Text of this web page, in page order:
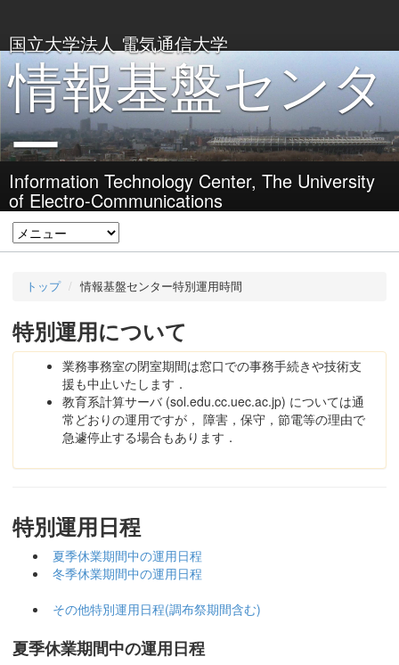
国立大学法人 電気通信大学
情報基盤センタ
ー
Information Technology Center, The University
of Electro-Communications
トップ 情報基盤センター特別運用時間
特別運用について
業務事務室の閉室期間は窓口での事務手続きや技術支
援も中止いたします．
教育系計算サーバ (sol.edu.cc.uec.ac.jp) については通
常どおりの運用ですが， 障害，保守，節電等の理由で
急遽停止する場合もあります．
特別運用日程
夏季休業期間中の運用日程
冬季休業期間中の運用日程
その他特別運用日程(調布祭期間含む)
夏季休業期間中の運用日程